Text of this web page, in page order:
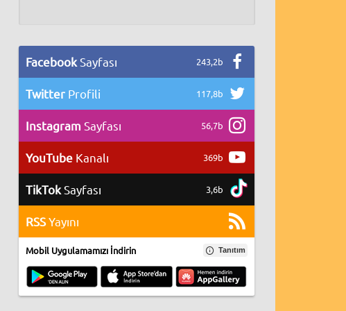
Facebook Sayfası 243,2b
Twitter Profili 117,8b
Instagram Sayfası 56,7b
YouTube Kanalı 369b
TikTokSayfası 3,6b
RSSYayını
Mobil Uygulamamızı İndirin Tanıtım